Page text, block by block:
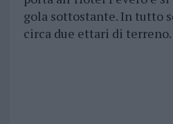
gola sottostante. In tutto
circa due ettari di terreno.